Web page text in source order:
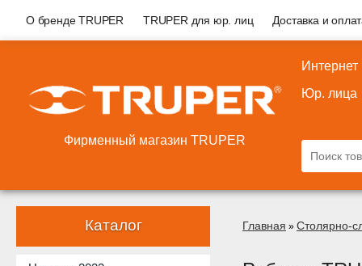
О бренде TRUPER TRUPER для юр. лиц Доставка и
Фирменный магазин TRUPER
Интернет
Юр. лица
Каталог Главная » Столярно-